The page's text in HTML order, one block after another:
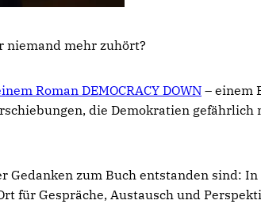
niemand mehr zuhört?
Roman DEMOCRACY DOWN – einem
die Demokratien gefährlich
Gedanken zum Buch entstanden sind: In
für Gespräche, Austausch und